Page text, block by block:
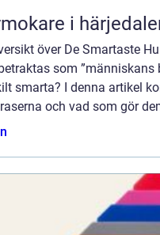
i
över De Smartaste
som ”människans
smarta? I denna artikel
och vad som gör